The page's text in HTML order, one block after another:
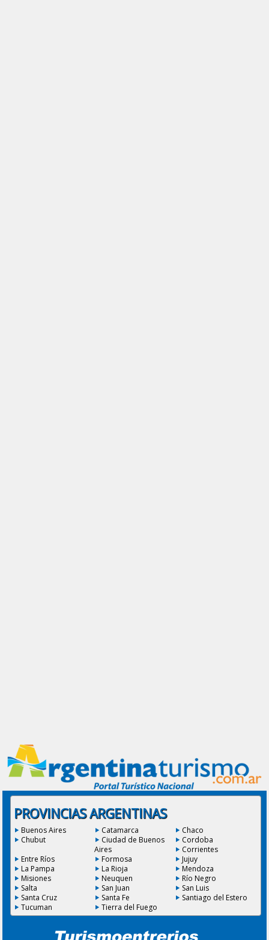
PROVINCIAS ARGENTINAS
Buenos Aires Catamarca
Chaco
Chubut
Ciudad de Buenos
Aires
Cordoba
Corrientes
Entre Ríos
Formosa
Jujuy
La Pampa
La Rioja
Mendoza
Misiones
Neuquen
Río Negro
Salta
San Juan
San Luis
Santa Cruz
Santa Fe
Santiago del Estero
Tucuman
Tierra del Fuego